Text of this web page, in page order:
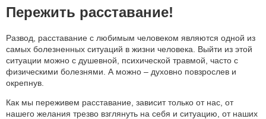
Пережить расставание!
Развод, расставание с любимым человеком являются одной из
самых болезненных ситуаций в жизни человека. Выйти из этой
ситуации можно с душевной, психической травмой, часто с
физическими болезнями. А можно – духовно повзрослев и
окрепнув.
Как мы переживем расставание, зависит только от нас, от
нашего желания трезво взглянуть на себя и ситуацию, от наших